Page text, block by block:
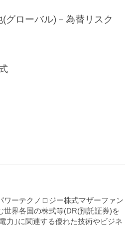
グローバル)－為替リスク
ワーテクノロジー株式マザーファン
世界各国の株式等(DR(預託証券)を
力｣に関連する優れた技術やビジネ